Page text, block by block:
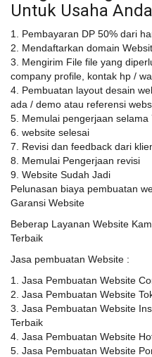
Untuk Usaha Anda
1. Pembayaran DP 50% dari
2. Mendaftarkan domain
3. Mengirim File file yang
company profile, kontak hp /
4. Pembuatan layout desain
ada / demo atau referensi
5. Memulai pengerjaan selama
6. website selesai
7. Revisi dan feedback dari
8. Memulai Pengerjaan revisi
9. Website Sudah Jadi
Pelunasan biaya pembuatan
Garansi Website
Beberap Layanan Website
Terbaik
Jasa pembuatan Website :
1. Jasa Pembuatan Website
2. Jasa Pembuatan Website
3. Jasa Pembuatan Website
Terbaik
4. Jasa Pembuatan Website
5. Jasa Pembuatan Website